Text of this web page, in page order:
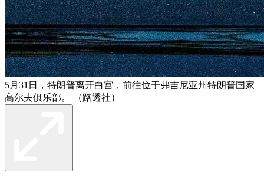
5月31日，特朗普离开白宫，前往位于弗吉尼亚州特朗普国家
高尔夫俱乐部。 （路透社）